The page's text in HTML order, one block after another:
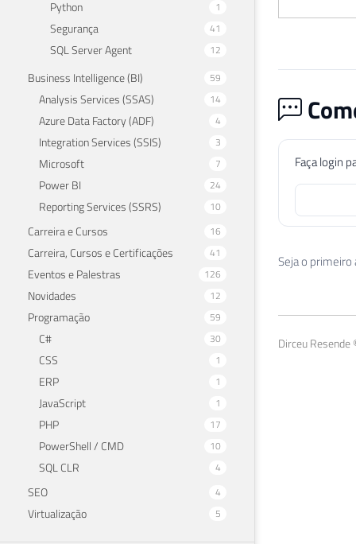
Python 1
Segurança 41
SQL Server Agent 12
Business Intelligence (BI) 59
Analysis Services (SSAS) 14
Azure Data Factory (ADF) 4
Integration Services (SSIS) 3
Microsoft 7
Power BI 24
Reporting Services (SSRS) 10
Carreira e Cursos 16
Carreira, Cursos e Certificações 41
Eventos e Palestras 126
Novidades 12
Programação 59
C# 30
CSS 1
ERP 1
JavaScript 1
PHP 17
PowerShell / CMD 10
SQL CLR 4
SEO 4
Virtualização 5
Faça login
Seja o
Dirceu